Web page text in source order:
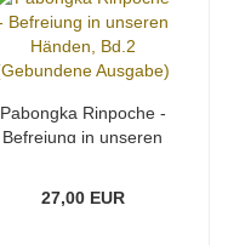
Pabongka Rinpoche -
Befreiung in unseren
27,00 EUR